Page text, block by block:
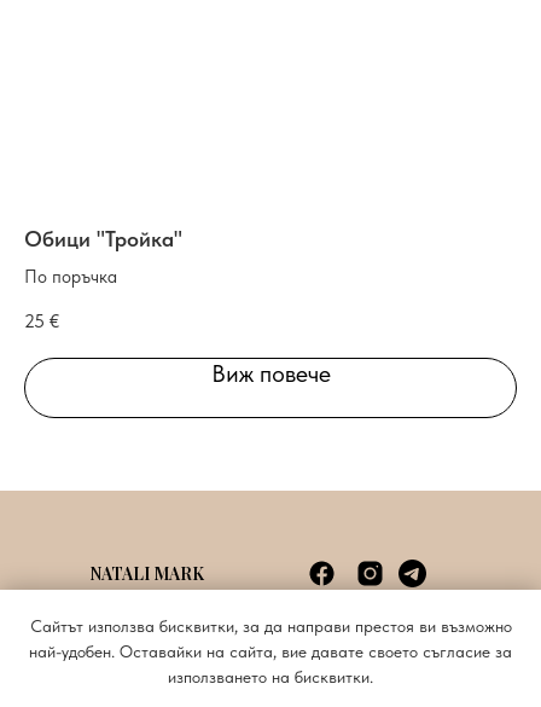
Сайтът използва бисквитки, за да направи престоя ви възможно
най-удобен. Оставайки на сайта, вие давате своето съгласие за
използването на бисквитки.
Обици "Тройка"
По поръчка
25 €
Виж повече
NATALI MARK
+359885620676
Политика за поверителност